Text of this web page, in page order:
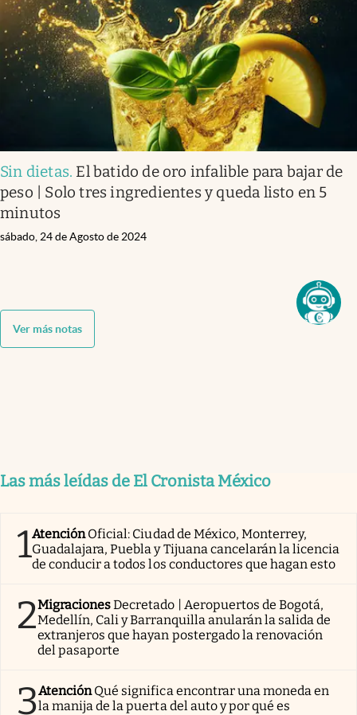
Sin dietas. El batido de oro infalible para bajar de
peso | Solo tres ingredientes y queda listo en 5
minutos
sábado, 24 de Agosto de 2024
Ver más notas
Las más leídas de El Cronista México
1AtenciónOficial: Ciudad de México, Monterrey,
Guadalajara, Puebla y Tijuana cancelarán la licencia
de conducir a todos los conductores que hagan esto
2MigracionesDecretado | Aeropuertos de Bogotá,
Medellín, Cali y Barranquilla anularán la salida de
extranjeros que hayan postergado la renovación
del pasaporte
3AtenciónQué significa encontrar una moneda en
la manija de la puerta del auto y por qué es